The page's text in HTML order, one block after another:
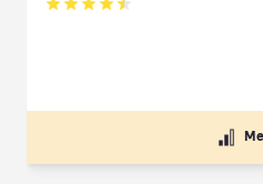
Betyg: 4.5 av 5